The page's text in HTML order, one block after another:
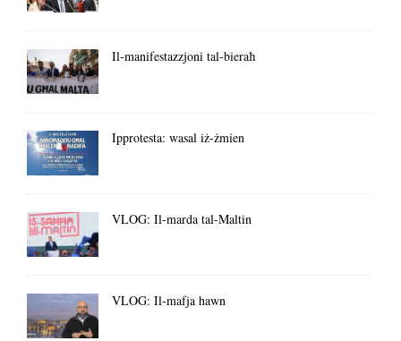
Il-manifestazzjoni tal-bieraħ
Ipprotesta: wasal iż-żmien
VLOG: Il-marda tal-Maltin
VLOG: Il-mafja hawn